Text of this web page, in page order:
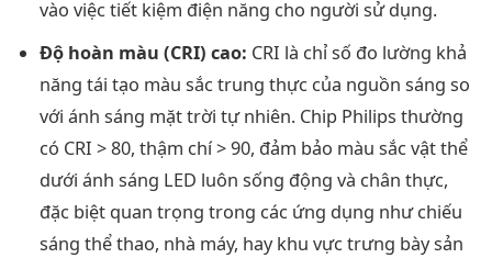
vào việc tiết kiệm điện năng cho người sử dụng.
Độ hoàn màu (CRI) cao: CRI là chỉ số đo lường khả
năng tái tạo màu sắc trung thực của nguồn sáng so
với ánh sáng mặt trời tự nhiên. Chip Philips thường
có CRI > 80, thậm chí > 90, đảm bảo màu sắc vật thể
dưới ánh sáng LED luôn sống động và chân thực,
đặc biệt quan trọng trong các ứng dụng như chiếu
sáng thể thao, nhà máy, hay khu vực trưng bày sản